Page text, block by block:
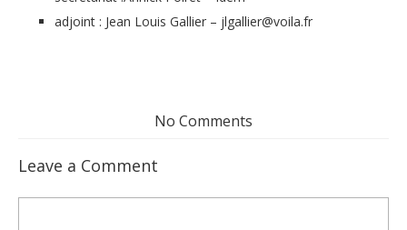
adjoint : Jean Louis Gallier – jlgallier@voila.fr
No Comments
Leave a Comment